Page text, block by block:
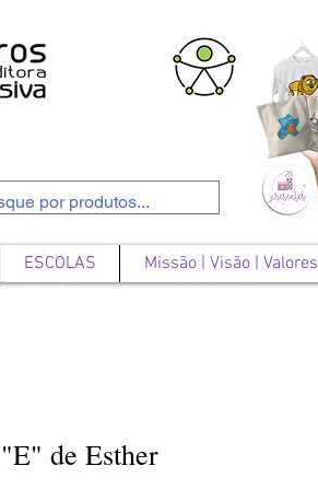
ESCOLAS Missão | Visão | Valores
"E" de Esther